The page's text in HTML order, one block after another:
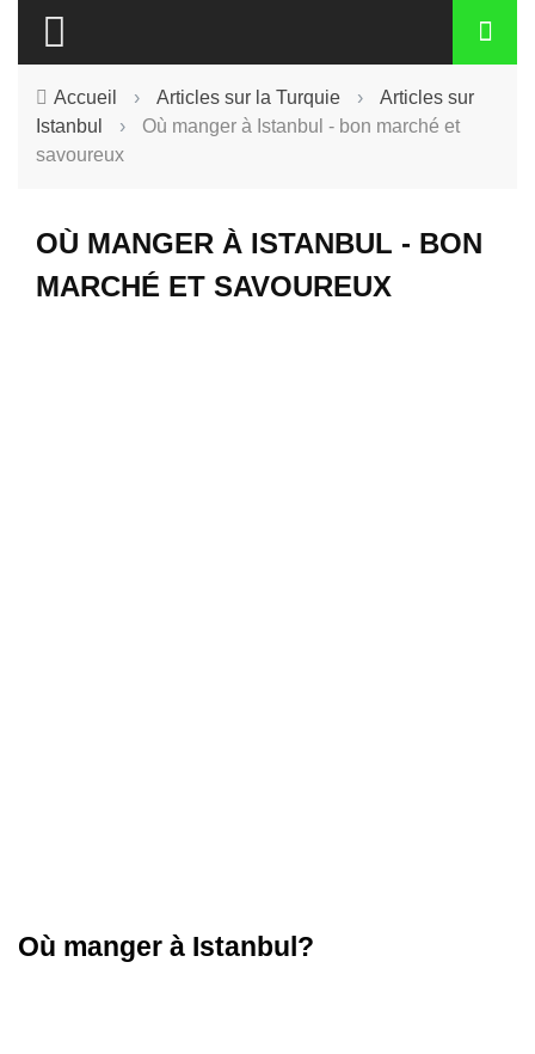
Accueil › Articles sur la Turquie ›
Articles sur
Istanbul
›
Où manger à Istanbul - bon marché et
savoureux
OÙ MANGER À ISTANBUL - BON
MARCHÉ ET SAVOUREUX
Où manger à Istanbul?